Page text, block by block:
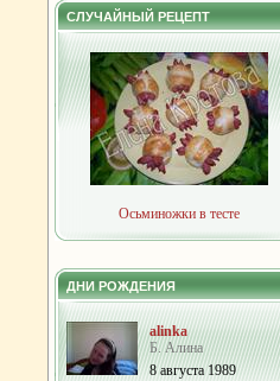
СЛУЧАЙНЫЙ РЕЦЕПТ
Осьминожки в тесте
ДНИ РОЖДЕНИЯ
alinka
Б. Алина
8 августа 1989